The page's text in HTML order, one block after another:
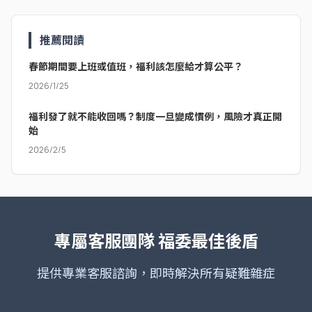
推薦閱讀
春節期間要上班或值班，福利該怎麼給才算公平？
2026/1/25
福利發了就不能收回嗎？制度一旦變成慣例，風險才真正開
始
2026/2/5
專屬客服團隊福委最佳後盾
提供專業客服諮詢，即時解決所有疑難雜症